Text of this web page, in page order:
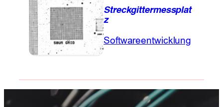
Streckgittermessplat
z
Softwareentwicklung